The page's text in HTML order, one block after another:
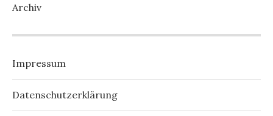
Archiv
Impressum
Datenschutzerklärung